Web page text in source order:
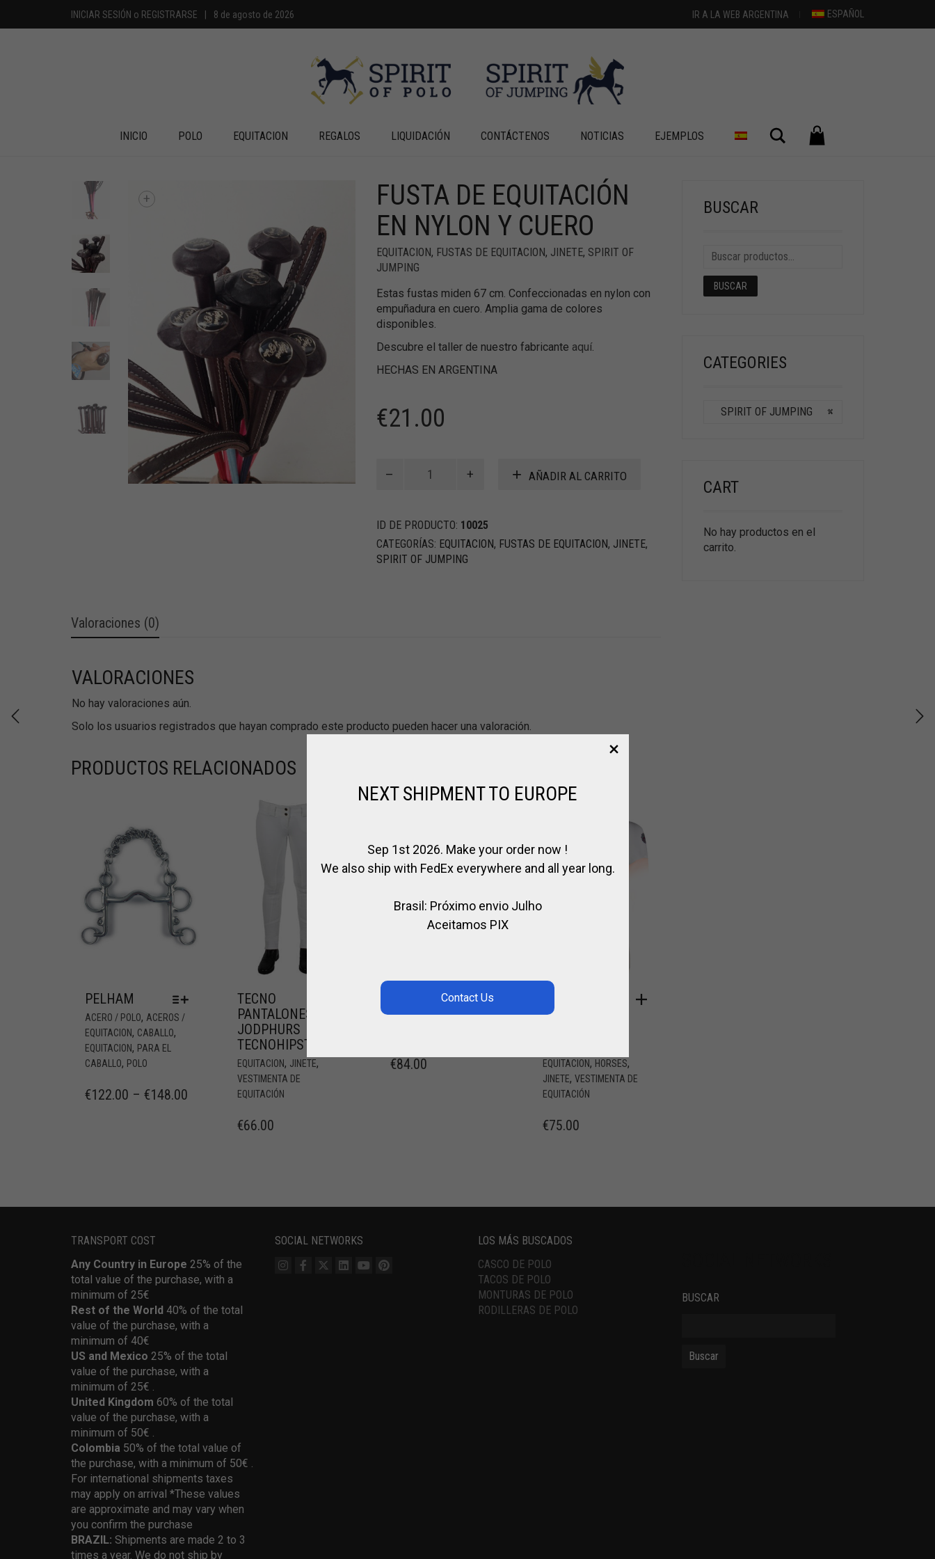
INICIAR SESIÓN o REGISTRARSE | 8 de agosto de 2026 IR A LA WEB ARGENTINA ESPAÑOL
INICIO POLO EQUITACION REGALOS LIQUIDACIÓN CONTÁCTENOS NOTICIAS EJEMPLOS Buscar
+ +
FUSTA DE EQUITACIÓN
EN NYLON Y CUERO
EQUITACION, FUSTAS DE EQUITACION, JINETE, SPIRIT OF
JUMPING
Estas fustas miden 67 cm. Confeccionadas en nylon con
empuñadura en cuero. Amplia gama de colores
disponibles.
Descubre el taller de nuestro fabricante aquí.
HECHAS EN ARGENTINA
€21.00
nylon
y
cuero
AÑADIR AL CARRITO
ID DE PRODUCTO: 10025
CATEGORÍAS: EQUITACION, FUSTAS DE EQUITACION, JINETE,
SPIRIT OF JUMPING
Valoraciones (0)
VALORACIONES
No hay valoraciones aún.
Solo los usuarios registrados que hayan comprado este producto pueden hacer una valoración.
PRODUCTOS RELACIONADOS
PELHAM
ACERO / POLO, ACEROS /
EQUITACION, CABALLO,
EQUITACION, PARA EL
CABALLO, POLO
€122.00 – €148.00
TECNO
PANTALONES
JODPHURS
TECNOHIPSTER
EQUITACION, JINETE,
VESTIMENTA DE
EQUITACIÓN
€66.00
CABALLO,CUERO /
€84.00
CAMISETA DE
EQUITACION, HORSES,
JINETE,VESTIMENTA DE
EQUITACIÓN
€75.00
BUSCAR
BUSCAR
CATEGORIES
×
SPIRIT OF JUMPING
CART
No hay productos en el
carrito.
TRANSPORT COST
Any Country in Europe 25% of the
total value of the purchase, with a
minimum of 25€
Rest of the World 40% of the total
value of the purchase, with a
minimum of 40€
US and Mexico 25% of the total
value of the purchase, with a
minimum of 25€ .
United Kingdom 60% of the total
value of the purchase, with a
minimum of 50€ .
Colombia 50% of the total value of
the purchase, with a minimum of 50€ .
For international shipments taxes
may apply on arrival *These values
are approximate and may vary when
you confirm the purchase
BRAZIL: Shipments are made 2 to 3
times a year. We do not ship by
SOCIAL NETWORKS
LOS MÁS BUSCADOS
CASCO DE POLO
TACOS DE POLO
MONTURAS DE POLO
RODILLERAS DE POLO
BUSCAR
NEXT SHIPMENT TO EUROPE
Sep 1st 2026. Make your order now !
We also ship with FedEx everywhere and all year long.
Brasil: Próximo envio Julho
Aceitamos PIX